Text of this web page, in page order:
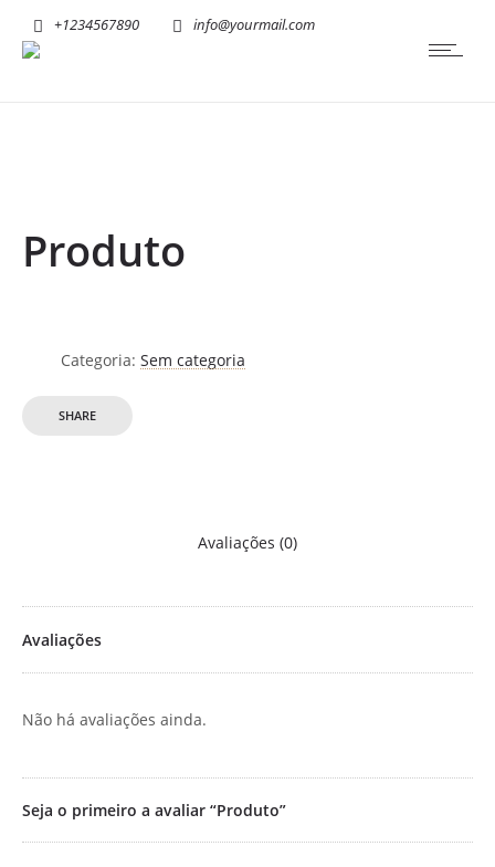
+1234567890 info@yourmail.com
Produto
Categoria: Sem categoria
SHARE
Avaliações (0)
Avaliações
Não há avaliações ainda.
Seja o primeiro a avaliar “Produto”